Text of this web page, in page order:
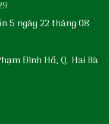
5 ngày 22 tháng 08
Đình Hổ, Q. Hai Bà